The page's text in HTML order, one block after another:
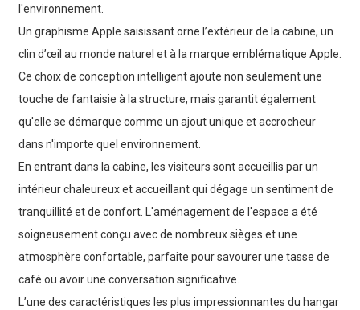
l'environnement.
Un graphisme Apple saisissant orne l’extérieur de la cabine, un
clin d’œil au monde naturel et à la marque emblématique Apple.
Ce choix de conception intelligent ajoute non seulement une
touche de fantaisie à la structure, mais garantit également
qu'elle se démarque comme un ajout unique et accrocheur
dans n'importe quel environnement.
En entrant dans la cabine, les visiteurs sont accueillis par un
intérieur chaleureux et accueillant qui dégage un sentiment de
tranquillité et de confort. L'aménagement de l'espace a été
soigneusement conçu avec de nombreux sièges et une
atmosphère confortable, parfaite pour savourer une tasse de
café ou avoir une conversation significative.
L’une des caractéristiques les plus impressionnantes du hangar